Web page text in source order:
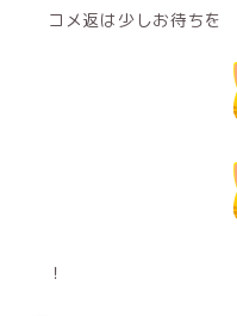
コメ返は少しお待ちを
！